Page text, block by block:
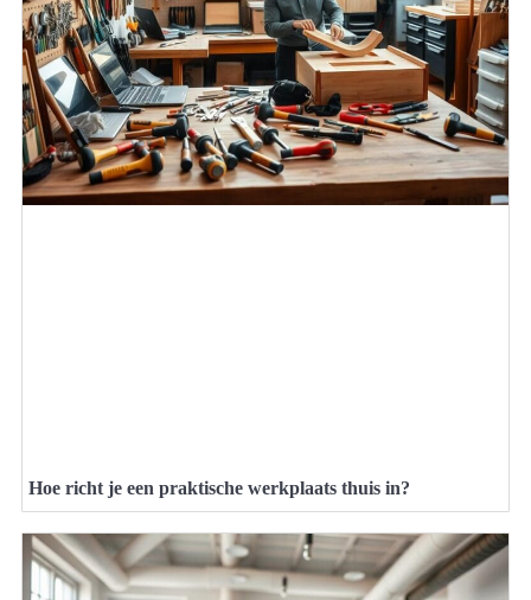
Hoe richt je een praktische werkplaats thuis in?